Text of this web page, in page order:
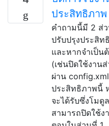
ประสิทธิภาพ
คำถามนี้มี 2 ส่
ปรับปรุงประสิท
และหากจำเป็น
(เช่นปิดใช้งาน
ผ่าน
ประสิทธิภาพนี้
จะได้รับซึ่งโมดู
สามารถปิดใช้ง